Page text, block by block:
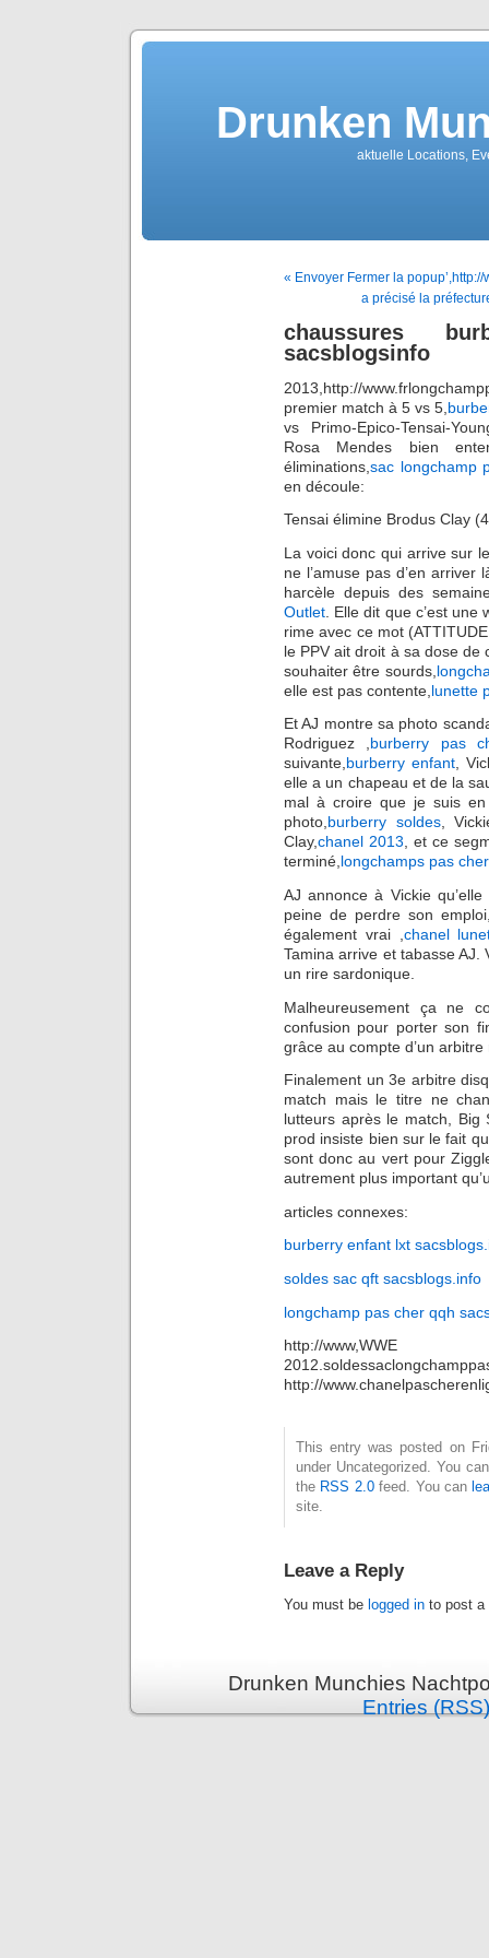
Drunken
aktuelle Locations,
« Envoyer Fermer la
a précisé la
chaussures
sacsblogsinfo
2013,http://
premier match à 5 vs 5,
vs Primo-Epico-Tensai-
Rosa Mendes bien
éliminations, sac longchamp
en découle:
Tensai élimine Brodus Clay
La voici donc qui arrive sur
ne l’amuse pas d’en
harcèle depuis des
Outlet . Elle dit que c’est une
rime avec ce mot
le PPV ait droit à sa dose
souhaiter être sourds,
elle est pas contente, lunette
Et AJ montre sa photo
Rodriguez ,burberry pas
suivante,burberry enfant,
elle a un chapeau et de la
mal à croire que je suis en
photo,burberry soldes,
Clay,chanel 2013, et ce
terminé,longchamps pas cher
AJ annonce à Vickie
peine de perdre son
également vrai , chanel
Tamina arrive et tabasse
un rire sardonique.
Malheureusement ça ne
confusion pour porter son
grâce au compte d’un
Finalement un 3e arbitre
match mais le titre ne
lutteurs après le match,
prod insiste bien sur le fait
sont donc au vert pour
autrement plus important
articles connexes:
burberry enfant lxt
soldes sac qft sacsblogs.info
longchamp pas cher qqh
http://
http://
This entry was posted on
under Uncategorized. You
the RSS 2.0feed. You can
site.
Leave a Reply
You must be logged in to post a
Drunken Munchies
Entries (RSS)